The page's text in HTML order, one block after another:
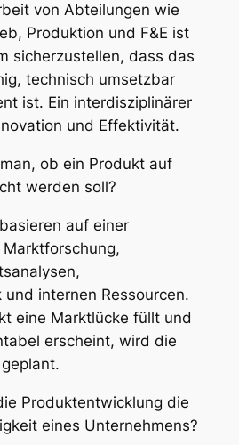
von Abteilungen wie
Produktion und F&E ist
sicherzustellen, dass das
technisch umsetzbar
ist. Ein interdisziplinärer
und Effektivität.
ob ein Produkt auf
werden soll?
auf einer
internen Ressourcen.
eine Marktlücke füllt und
erscheint, wird die
Produktentwicklung die
eines Unternehmens?